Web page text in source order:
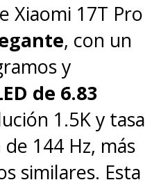
giroscopio,
acústico
y sensor
una
de uso, pausas
gestual.
con la app
Xiaomi 17T Pro
, con un
y
de 6.83
1.5K y tasa
144 Hz, más
similares. Esta